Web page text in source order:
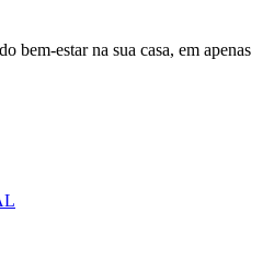
bem-estar na sua casa, em apenas